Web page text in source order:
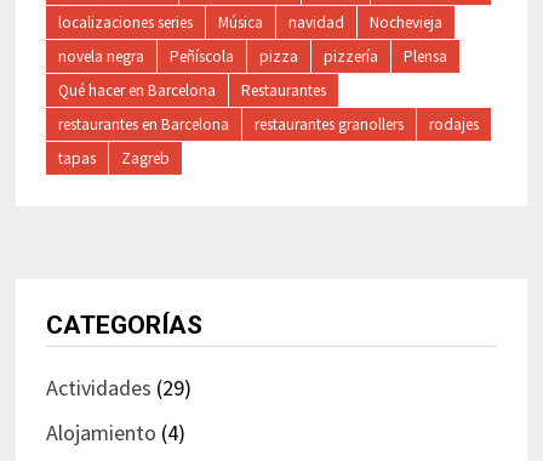
localizaciones series
Música navidad
Nochevieja
novela negra
Peñíscola pizza pizzería
Plensa
Qué hacer en Barcelona
Restaurantes
restaurantes en Barcelona
restaurantes granollers
rodajes
tapas
Zagreb
CATEGORÍAS
Actividades (29)
Alojamiento (4)